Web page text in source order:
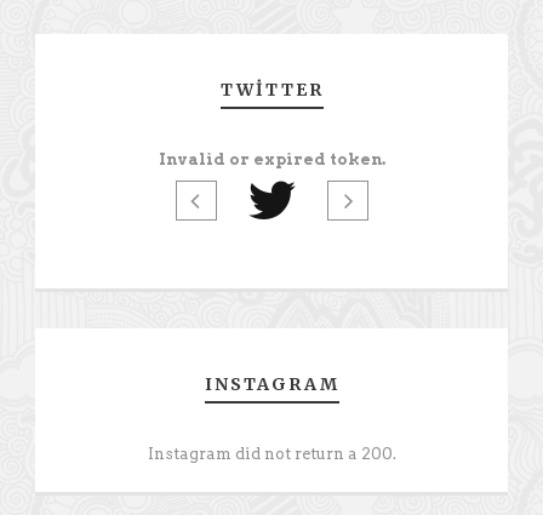
TWITTER
Invalid or expired token.
INSTAGRAM
Instagram did not return a 200.